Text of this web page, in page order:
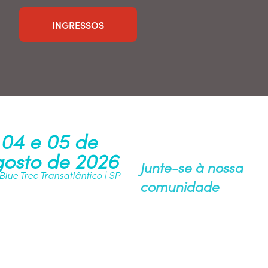
INGRESSOS
04 e 05 de
de 2026
Tree Transatlântico | SP
Junte-se à nossa
comunidade